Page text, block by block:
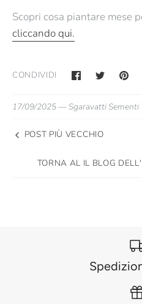
Scopri cosa piantare mese
cliccando qui.
CONDIVIDI
17/09/2025 —Sgaravatti Sementi
POST PIÙ VECCHIO
TORNA AL IL BLOG